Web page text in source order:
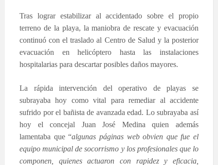
Tras lograr estabilizar al accidentado sobre el propio
terreno de la playa, la maniobra de rescate y evacuación
continuó con el traslado al Centro de Salud y la posterior
evacuación en helicóptero hasta las instalaciones
hospitalarias para descartar posibles daños mayores.
La rápida intervención del operativo de playas se
subrayaba hoy como vital para remediar al accidente
sufrido por el bañista de avanzada edad. Lo subrayaba así
hoy el concejal Juan José Medina quien además
lamentaba que “algunas páginas web obvien que fue el
equipo municipal de socorrismo y los profesionales que lo
componen, quienes actuaron con rapidez y eficacia,